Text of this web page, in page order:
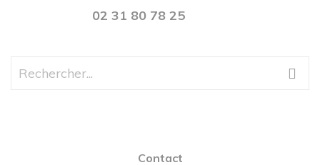
02 31 80 78 25
Contact